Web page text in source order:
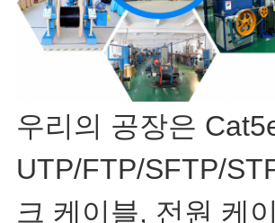
우리의 공장은
UTP/FTP/SFTP/
크 케이블, 전원 케